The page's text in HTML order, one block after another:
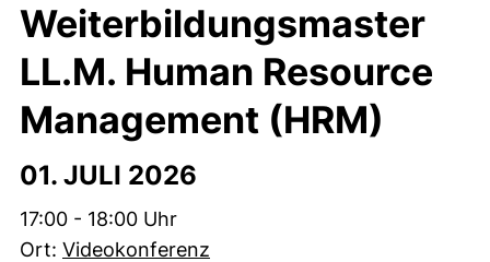
Weiterbildungsmaster
LL.M. Human Resource
Management (HRM)
01. JULI 2026
Zeit:
17:00 - 18:00 Uhr
Ort: Videokonferenz